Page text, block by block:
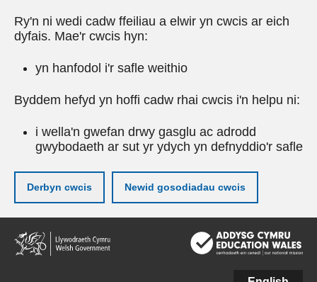
Ry'n ni wedi cadw ffeiliau a elwir yn cwcis ar eich
dyfais. Mae'r cwcis hyn:
yn hanfodol i'r safle weithio
Byddem hefyd yn hoffi cadw rhai cwcis i'n helpu ni:
i wella'n gwefan drwy gasglu ac adrodd
gwybodaeth ar sut yr ydych yn defnyddio'r safle
Derbyn cwcis Newid gosodiadau cwcis
Neidio
i'r
prif